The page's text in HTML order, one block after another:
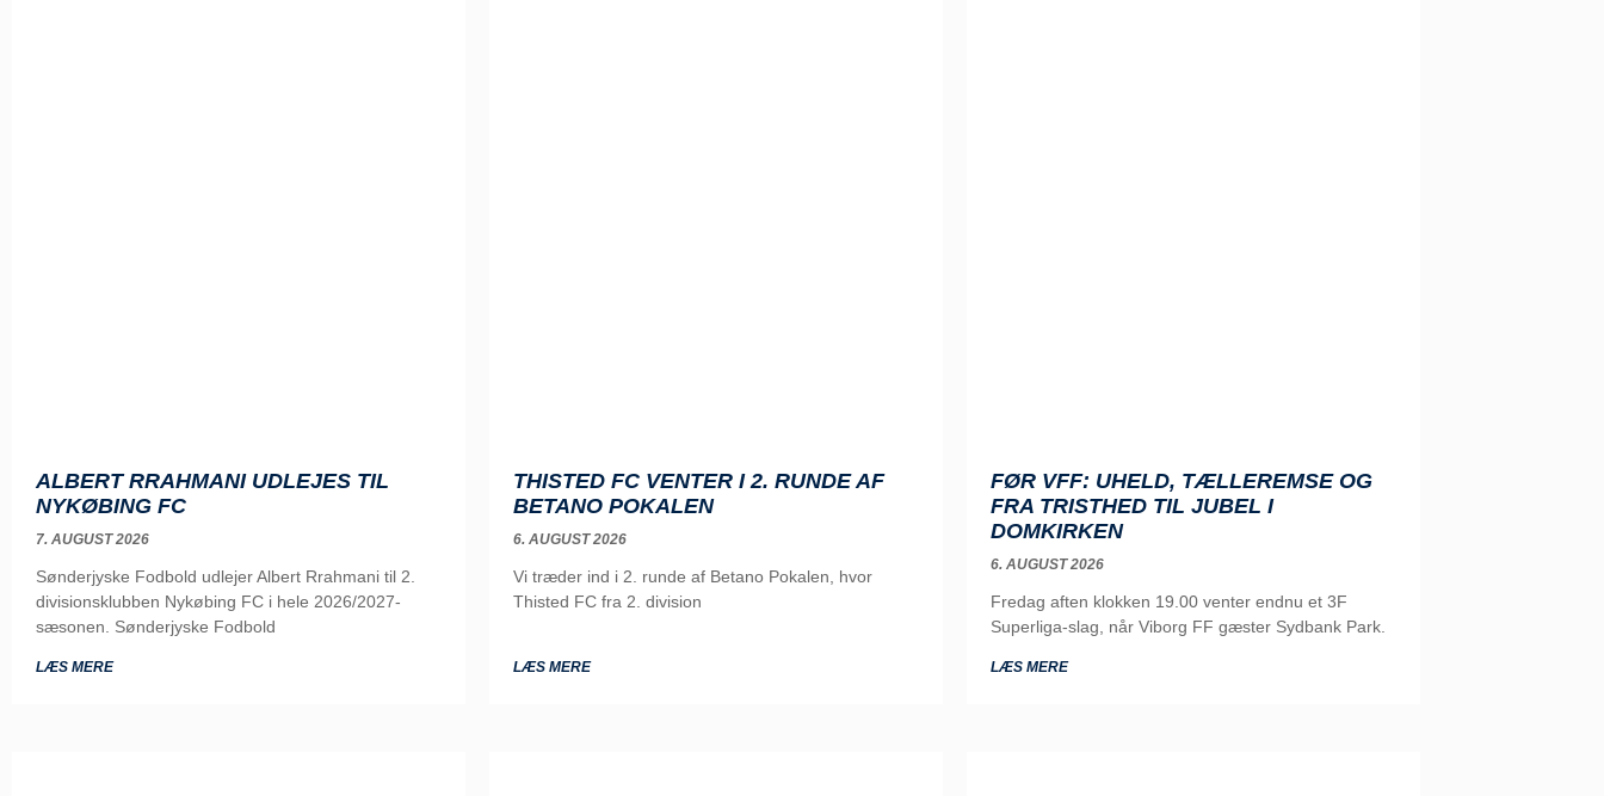
ALBERT RRAHMANI UDLEJES TIL
NYKØBING FC
7. AUGUST 2026
Sønderjyske Fodbold udlejer Albert Rrahmani til 2.
divisionsklubben Nykøbing FC i hele 2026/2027-
sæsonen. Sønderjyske Fodbold
LÆS MERE
THISTED FC VENTER I 2. RUNDE AF
BETANO POKALEN
6. AUGUST 2026
Vi træder ind i 2. runde af Betano Pokalen, hvor
Thisted FC fra 2. division
LÆS MERE
FØR VFF: UHELD, TÆLLEREMSE OG
FRA TRISTHED TIL JUBEL I
DOMKIRKEN
6. AUGUST 2026
Fredag aften klokken 19.00 venter endnu et 3F
Superliga-slag, når Viborg FF gæster Sydbank Park.
LÆS MERE